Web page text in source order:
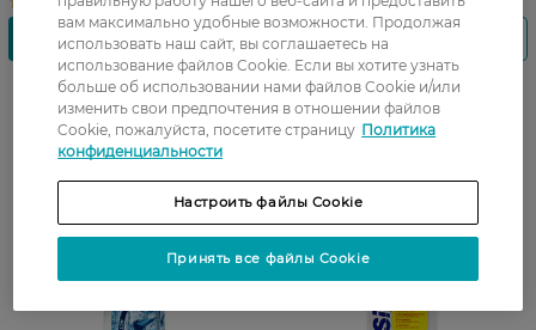
вам максимально удобные возможности. Продолжая
использовать наш сайт, вы соглашаетесь на
использование файлов Cookie. Если вы хотите узнать
больше об использовании нами файлов Cookie и/или
изменить свои предпочтения в отношении файлов
Cookie, пожалуйста, посетите страницу Политика
конфиденциальности
Настроить файлы Cookie
Принять все файлы Cookie